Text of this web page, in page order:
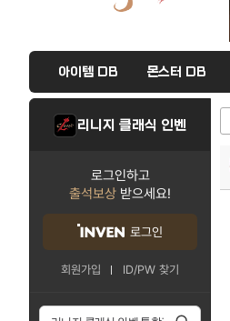
아이템 DB 몬스터 DB
리니지 클래식 인벤
로그인하고
출석보상 받으세요!
로그인
회원가입 ID/PW 찾기